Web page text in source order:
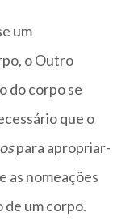
um
o Outro
do corpo se
que o
para apropriar-
as nomeações
um corpo.